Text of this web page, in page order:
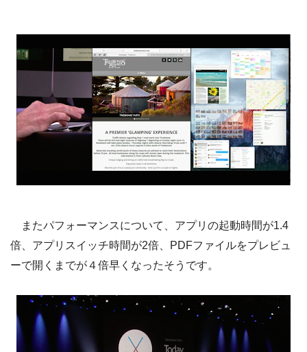
またパフォーマンスについて、アプリの起動時間が1.4
倍、アプリスイッチ時間が2倍、PDFファイルをプレビュ
ーで開くまでが４倍早くなったそうです。